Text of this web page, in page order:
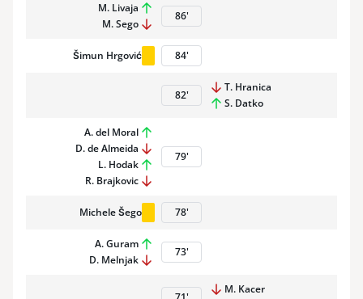
M. Livaja
M. Sego
86'
Šimun Hrgović 84'
82'
T. Hranica
S. Datko
A. del Moral
D. de Almeida
L. Hodak
R. Brajkovic
79'
Michele Šego 78'
A. Guram
D. Melnjak
73'
M. Kacer